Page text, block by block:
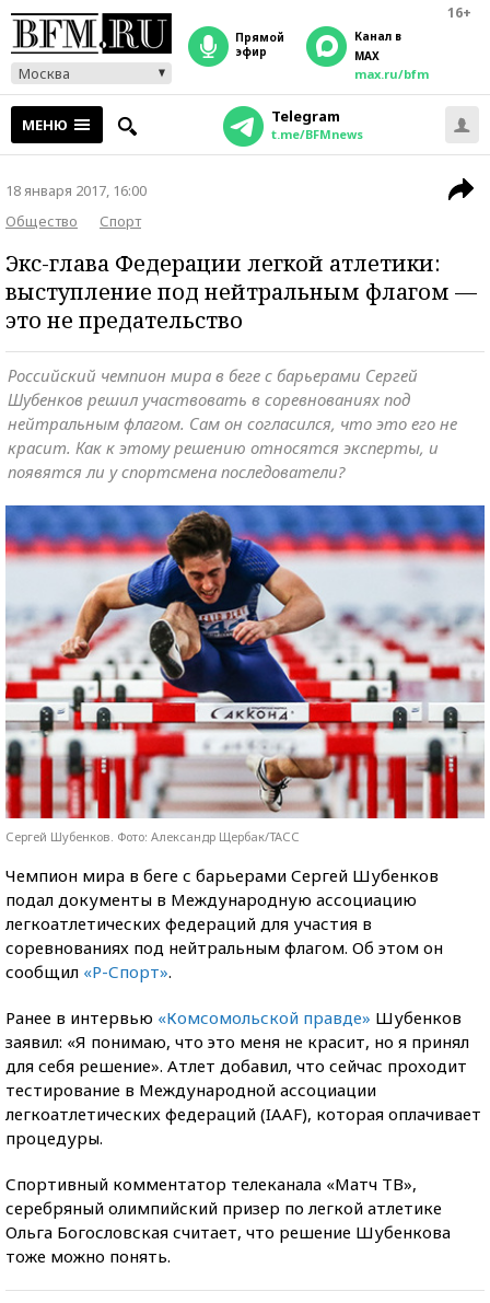
16+
Москва
прямой
эфир
Канал в
MAX
max.ru/bfm
МЕНЮ Telegram
t.me/BFMnews
18 января 2017, 16:00
Общество
Спорт
Экс-глава Федерации легкой атлетики:
выступление под нейтральным флагом —
это не предательство
Российский чемпион мира в беге с барьерами Сергей
Шубенков решил участвовать в соревнованиях под
нейтральным флагом. Сам он согласился, что это его не
красит. Как к этому решению относятся эксперты, и
появятся ли у спортсмена последователи?
Сергей Шубенков. Фото: Александр Щербак/ТАСС
Чемпион мира в беге с барьерами Сергей Шубенков
подал документы в Международную ассоциацию
легкоатлетических федераций для участия в
соревнованиях под нейтральным флагом. Об этом он
сообщил «Р-Спорт».
Ранее в интервью «Комсомольской правде» Шубенков
заявил: «Я понимаю, что это меня не красит, но я принял
для себя решение». Атлет добавил, что сейчас проходит
тестирование в Международной ассоциации
легкоатлетических федераций (IAAF), которая оплачивает
процедуры.
Спортивный комментатор телеканала «Матч ТВ»,
серебряный олимпийский призер по легкой атлетике
Ольга Богословская считает, что решение Шубенкова
тоже можно понять.